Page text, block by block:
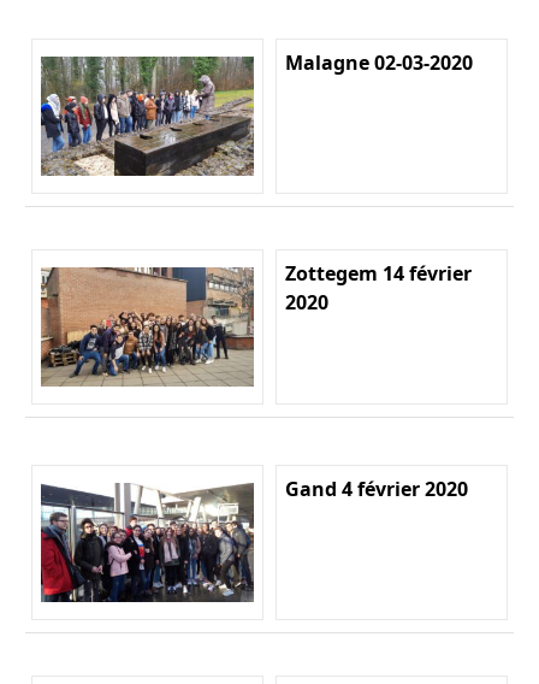
Malagne 02-03-2020
Zottegem 14 février
2020
Gand 4 février 2020